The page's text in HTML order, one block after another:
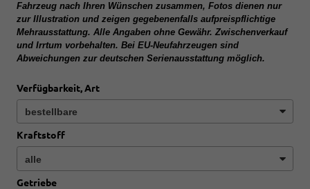
Fahrzeug nach Ihren Wünschen zusammen, Fotos dienen nur
zur Illustration und zeigen gegebenenfalls aufpreispflichtige
Mehrausstattung. Alle Angaben ohne Gewähr. Zwischenverkauf
und Irrtum vorbehalten. Bei EU-Neufahrzeugen sind
Abweichungen zur deutschen Serienausstattung möglich.
Verfügbarkeit, Art
Kraftstoff
Getriebe